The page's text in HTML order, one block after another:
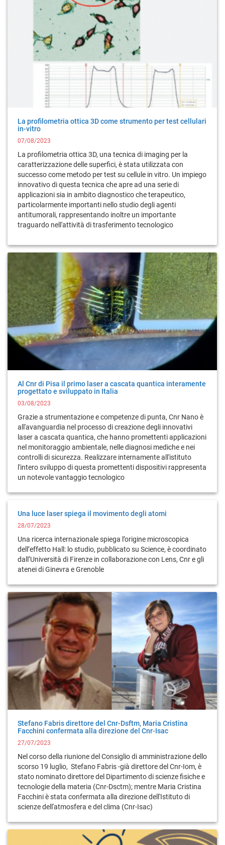
La profilometria ottica 3D come strumento per test cellulari
in-vitro
07/08/2023
La profilometria ottica 3D, una tecnica di imaging per la
caratterizzazione delle superfici, è stata utilizzata con
successo come metodo per test su cellule in vitro. Un impiego
innovativo di questa tecnica che apre ad una serie di
applicazioni sia in ambito diagnostico che terapeutico,
particolarmente importanti nello studio degli agenti
antitumorali, rappresentando inoltre un importante
traguardo nell'attività di trasferimento tecnologico
Al Cnr di Pisa il primo laser a cascata quantica interamente
progettato e sviluppato in Italia
03/08/2023
Grazie a strumentazione e competenze di punta, Cnr Nano è
all'avanguardia nel processo di creazione degli innovativi
laser a cascata quantica, che hanno promettenti applicazioni
nel monitoraggio ambientale, nelle diagnosi mediche e nei
controlli di sicurezza. Realizzare internamente all'istituto
l'intero sviluppo di questa promettenti dispositivi rappresenta
un notevole vantaggio tecnologico
Una luce laser spiega il movimento degli atomi
28/07/2023
Una ricerca internazionale spiega l’origine microscopica
dell’effetto Hall: lo studio, pubblicato su Science, è coordinato
dall’Università di Firenze in collaborazione con Lens, Cnr e gli
atenei di Ginevra e Grenoble
Stefano Fabris direttore del Cnr-Dsftm, Maria Cristina
Facchini confermata alla direzione del Cnr-Isac
27/07/2023
Nel corso della riunione del Consiglio di amministrazione dello
scorso 19 luglio, Stefano Fabris -già direttore del Cnr-Iom, è
stato nominato direttore del Dipartimento di scienze fisiche e
tecnologie della materia (Cnr-Dsctm); mentre Maria Cristina
Facchini è stata confermata alla direzione dell'Istituto di
scienze dell'atmosfera e del clima (Cnr-Isac)